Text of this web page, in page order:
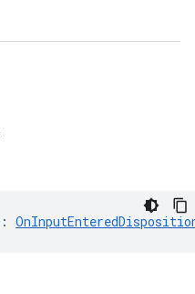
: